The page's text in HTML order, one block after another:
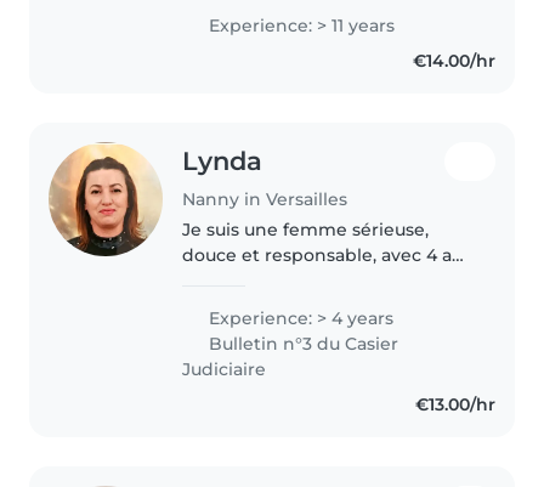
dans le domaine de la petite
enfance depuis 11 ans. J'ai pu
Experience: > 11 years
€14.00/hr
Lynda
Nanny in Versailles
Je suis une femme sérieuse,
douce et responsable, avec 4 ans
d'enfants à Versailles : ✔ en
soirée ✔ le week-end Habituée
aux..
Experience: > 4 years
Bulletin n°3 du Casier
Judiciaire
€13.00/hr